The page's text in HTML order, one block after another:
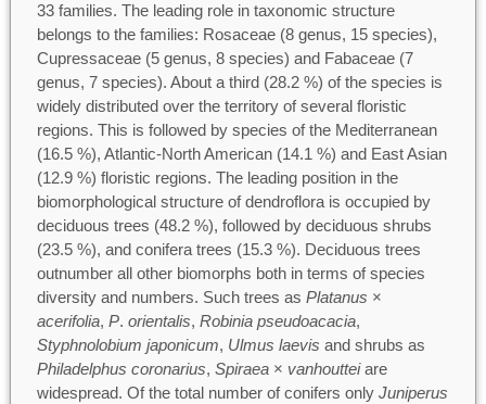
33 families. The leading role in taxonomic structure
belongs to the families: Rosaceae (8 genus, 15 species),
Cupressaceae (5 genus, 8 species) and Fabaceae (7
genus, 7 species). About a third (28.2 %) of the species is
widely distributed over the territory of several floristic
regions. This is followed by species of the Mediterranean
(16.5 %), Atlantic-North American (14.1 %) and East Asian
(12.9 %) floristic regions. The leading position in the
biomorphological structure of dendroflora is occupied by
deciduous trees (48.2 %), followed by deciduous shrubs
(23.5 %), and conifera trees (15.3 %). Deciduous trees
outnumber all other biomorphs both in terms of species
diversity and numbers. Such trees as Platanus ×
acerifolia, P. orientalis, Robinia pseudoacacia,
Styphnolobium japonicum, Ulmus laevis and shrubs as
Philadelphus coronarius, Spiraea× vanhoutteiare
widespread. Of the total number of conifers only Juniperus